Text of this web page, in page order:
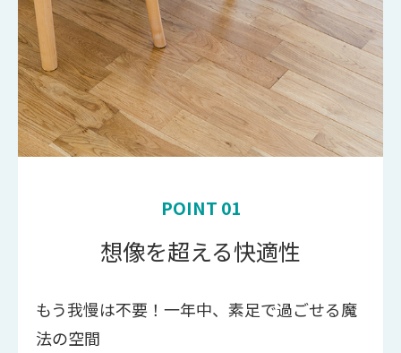
POINT 01
想像を超える快適性
もう我慢は不要！一年中、素足で過ごせる魔
法の空間